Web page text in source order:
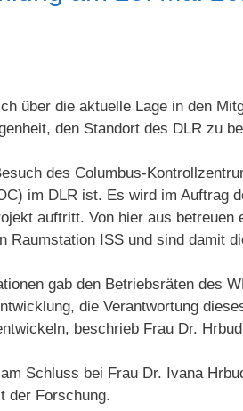
über die aktuelle Lage in den
den Standort des DLR zu
des Columbus-
im DLR ist. Es wird im Auftrag
auftritt. Von hier aus
Raumstation ISS und sind damit
gab den Betriebsräten des
die Verantwortung
beschrieb Frau Dr.
Schluss bei Frau Dr. Ivana
der Forschung.